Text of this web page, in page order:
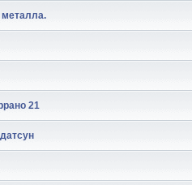
металла.
21